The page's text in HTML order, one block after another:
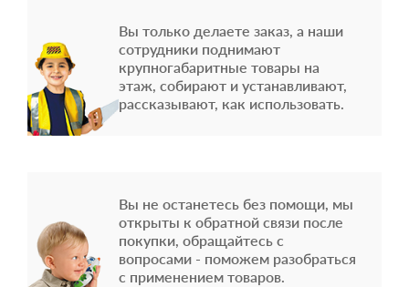
Вы только делаете заказ, а наши
сотрудники поднимают
крупногабаритные товары на
этаж, собирают и устанавливают,
рассказывают, как использовать.
Вы не останетесь без помощи, мы
открыты к обратной связи после
покупки, обращайтесь с
вопросами - поможем разобраться
с применением товаров.